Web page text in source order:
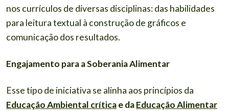
nos currículos de diversas disciplinas: das habilidades
para leitura textual à construção de gráficos e
comunicação dos resultados.
Engajamento para a Soberania Alimentar
Esse tipo de iniciativa se alinha aos princípios da
Educação Ambiental críticae daEducação Alimentar